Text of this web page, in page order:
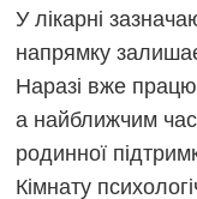
У лікарні
напрямку
Наразі вже
а найближчим
родинної
Кімнату